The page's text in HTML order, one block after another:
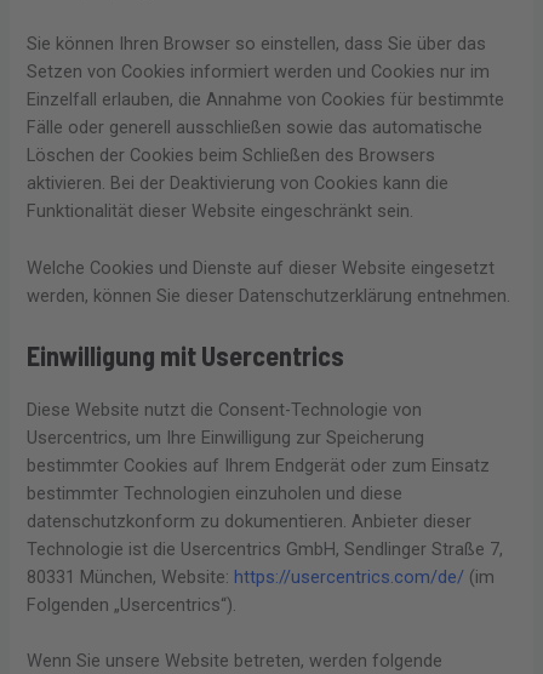
Sie können Ihren Browser so einstellen, dass Sie über das
Setzen von Cookies informiert werden und Cookies nur im
Einzelfall erlauben, die Annahme von Cookies für bestimmte
Fälle oder generell ausschließen sowie das automatische
Löschen der Cookies beim Schließen des Browsers
aktivieren. Bei der Deaktivierung von Cookies kann die
Funktionalität dieser Website eingeschränkt sein.
Welche Cookies und Dienste auf dieser Website eingesetzt
werden, können Sie dieser Datenschutzerklärung entnehmen.
Einwilligung mit Usercentrics
Diese Website nutzt die Consent-Technologie von
Usercentrics, um Ihre Einwilligung zur Speicherung
bestimmter Cookies auf Ihrem Endgerät oder zum Einsatz
bestimmter Technologien einzuholen und diese
datenschutzkonform zu dokumentieren. Anbieter dieser
Technologie ist die Usercentrics GmbH, Sendlinger Straße 7,
80331 München, Website: https://usercentrics.com/de/ (im
Folgenden „Usercentrics“).
Wenn Sie unsere Website betreten, werden folgende